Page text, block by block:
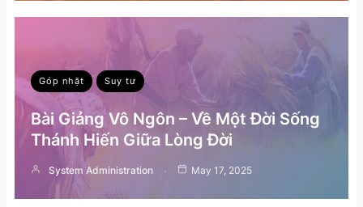
Góp nhặt Suy tư
Bài Giảng Vô Ngôn – Về Một Đời Sống
Thánh Hiến Giữa Lòng Đời
System Administration May 17, 2025